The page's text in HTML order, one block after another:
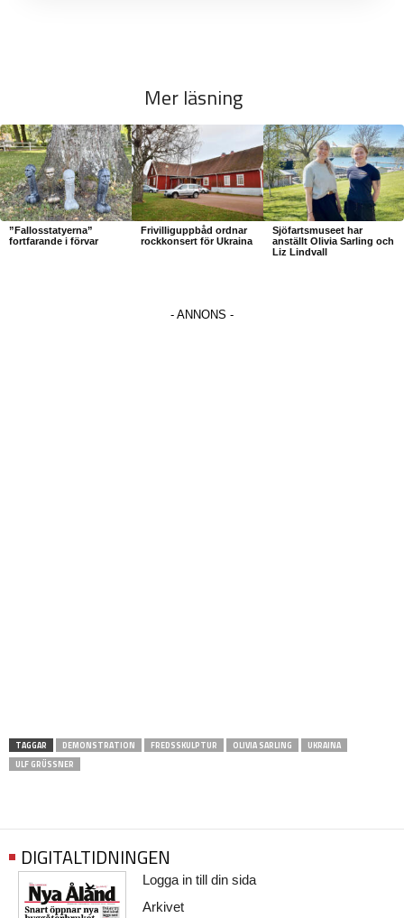
Mer läsning
”Fallosstatyerna”
fortfarande i förvar
Frivilliguppbåd ordnar
rockkonsert för Ukraina
Sjöfartsmuseet har
anställt Olivia Sarling och
Liz Lindvall
TAGGAR DEMONSTRATION FREDSSKULPTUR OLIVIA SARLING
UKRAINA
ULF GRÜSSNER
DIGITALTIDNINGEN
Logga in till din sida
Arkivet